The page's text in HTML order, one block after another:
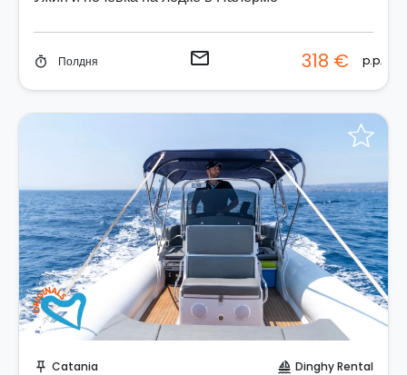
timer Полдня email 318 € p.p.
push_pin Catania sailing Dinghy Rental